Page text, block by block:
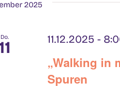
2025
Do.
11
„Walking in
Spuren
11.12.2025 -